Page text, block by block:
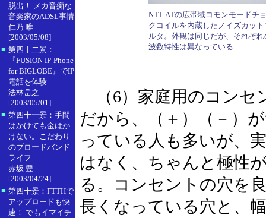
脱出！ メカ音痴な
音楽家のADSL事情
仁乃 唯
[2003/05/08]
■ 第四十二景：
『FUSION IP-Phone
for BIGLOBE』でIP
電話を体験
法林岳之
[2003/05/01]
■ 第四十一景：手間
はかけても金はか
けない。こだわり
のブロードバンド
ライフ
赤坂 豊
[2003/04/24]
■ 第四十景：FTTHで
アップロードも快
速！ でもイマイチ
NTT-ATの広帯域コモンモードチ
クコイルを内蔵したノイズカット
ルタ。外観は同じだが、それぞれ
波数特性は異なっている
（6）家庭用のコンセ
だから、（＋）（－）
っている人も多いが、
はなく、ちゃんと極性
る。コンセントの穴を
長くなっている穴と、